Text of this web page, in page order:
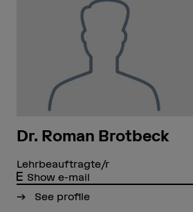
Dr. Roman Brotbeck
Lehrbeauftragte/r
Show e-mail
See profile